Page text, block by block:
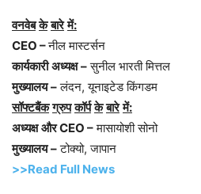
वनवेब के बारे में:
CEO –नील मास्टर्सन
कार्यकारी अध्यक्ष –सुनील भारती मित्तल
मुख्यालय –लंदन, यूनाइटेड किंगडम
सॉफ्टबैंक ग्रुप कॉर्प के बारे में:
अध्यक्ष औरCEO –मासायोशी सोनो
मुख्यालय –टोक्यो, जापान
>>Read Full News